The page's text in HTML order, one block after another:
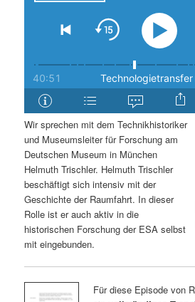
n
g
n
Wir sprechen mit dem Technikhistoriker
und Museumsleiter für Forschung am
Deutschen Museum in München
Helmuth Trischler. Helmuth Trischler
beschäftigt sich intensiv mit der
Geschichte der Raumfahrt. In dieser
Rolle ist er auch aktiv in die
historischen Forschung der ESA selbst
mit eingebunden.
Für diese Episode von